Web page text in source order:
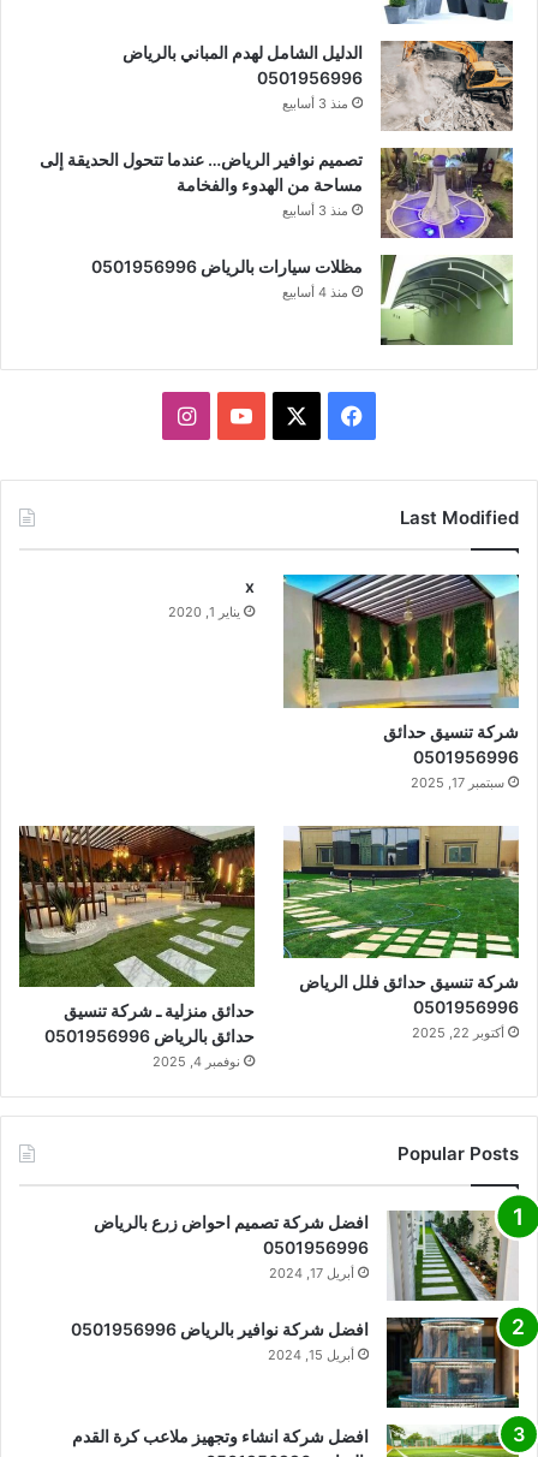
الدليل الشامل لهدم المباني بالرياض
0501956996
منذ 3 أسابيع
تصميم نوافير الرياض… عندما تتحول الحديقة إلى
مساحة من الهدوء والفخامة
منذ 3 أسابيع
مظلات سيارات بالرياض 0501956996
منذ 4 أسابيع
فيسبوك يوتيوبانستقرام
Last Modified
شركة تنسيق حدائق
0501956996
سبتمبر 17, 2025
x
يناير 1, 2020
شركة تنسيق حدائق فلل الرياض
0501956996
أكتوبر 22, 2025
حدائق منزلية ـ شركة تنسيق
حدائق بالرياض 0501956996
نوفمبر 4, 2025
Popular Posts
افضل شركة تصميم احواض زرع بالرياض
0501956996
أبريل 17, 2024
افضل شركة نوافير بالرياض 0501956996
أبريل 15, 2024
افضل شركة انشاء وتجهيز ملاعب كرة القدم